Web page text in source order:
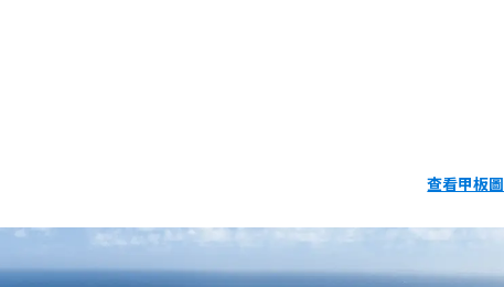
查看甲板圖